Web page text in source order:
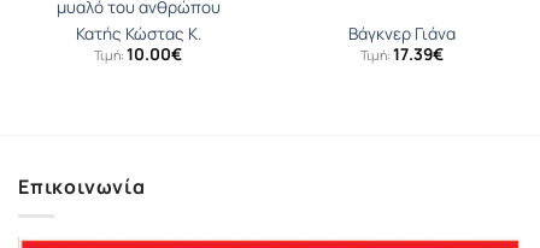
μυαλό του ανθρώπου
Κατής Κώστας Κ.
Τιμή: 10.00€
Βάγκνερ Γιάνα
Τιμή: 17.39€
Επικοινωνία